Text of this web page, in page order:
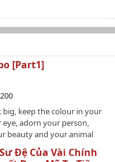
[Part1]
200
keep the colour in your
adorn your person,
beauty and your animal
douban/facebookTrans:
Đệ Của Vài Chính